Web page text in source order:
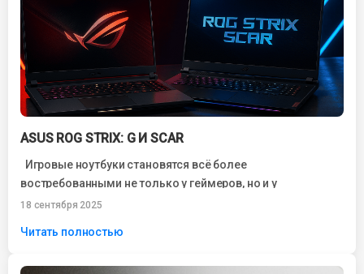
ASUS ROG STRIX: G И SCAR
Игровые ноутбуки становятся всё более
востребованными не только у геймеров, но и у
специалистов, работающих с тяжёлыми приложениями.
18 сентября 2025
Читать полностью